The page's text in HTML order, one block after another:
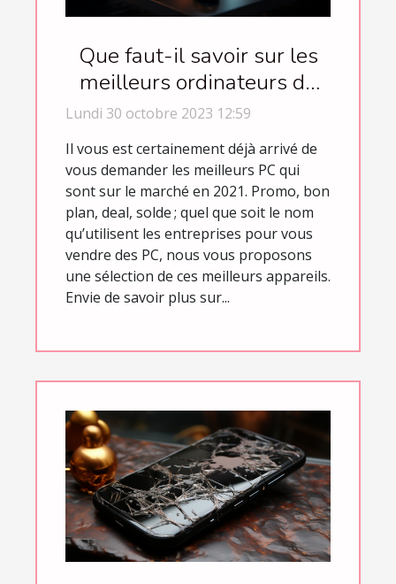
Que faut-il savoir sur les
meilleurs ordinateurs de
l’année 2021 ?
Lundi 30 octobre 2023 12:59
Il vous est certainement déjà arrivé de
vous demander les meilleurs PC qui
sont sur le marché en 2021. Promo, bon
plan, deal, solde ; quel que soit le nom
qu’utilisent les entreprises pour vous
vendre des PC, nous vous proposons
une sélection de ces meilleurs appareils.
Envie de savoir plus sur...